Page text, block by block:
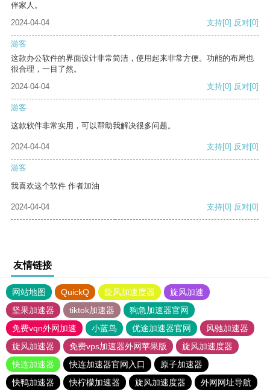
伴家人。
2024-04-04
支持[0] 反对[0]
游客
这款办公软件的界面设计非常简洁，使用起来非常方便。功能的布局也
很合理，一目了然。
2024-04-04
支持[0] 反对[0]
游客
这款软件非常实用，可以帮助我解决很多问题。
2024-04-04 支持[0] 反对[0]
游客
我喜欢这个软件 作者加油
2024-04-04 支持[0] 反对[0]
友情链接
网站地图 QuickQ 旋风加速度器
旋风加速
坚果加速器
tiktok加速器
狗急加速器官网
免费vqn外网加速
小蓝鸟 优途加速器官网
风驰加速器
旋风加速器
免费vps加速器外网苹果版
旋风加速度器
快连加速器
快连加速器官网入口
原子加速器
快鸭加速器
快柠檬加速器 旋风加速度器 外网网址导航